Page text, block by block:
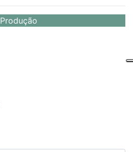
Produção